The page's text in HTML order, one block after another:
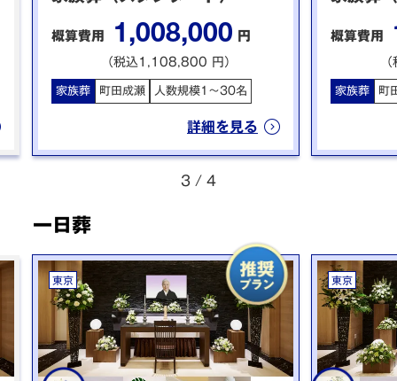
概算費用 1,008,000 円
（税込1,108,800 円）
家族葬 町田成瀬 人数規模1〜30名
詳細を見る
概算費用
家族葬 町
3 / 4
一日葬
東京 東京